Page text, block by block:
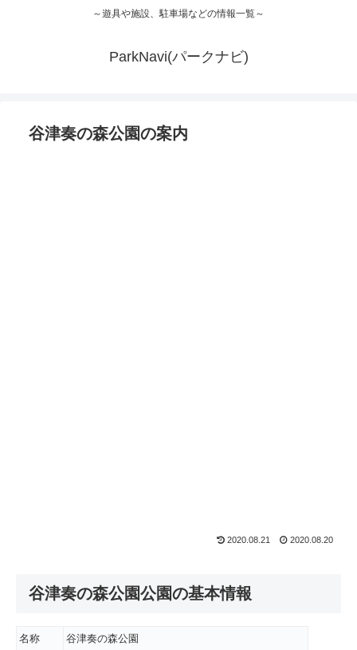
～遊具や施設、駐車場などの情報一覧～
ParkNavi(パークナビ)
谷津奏の森公園の案内
2020.08.21 2020.08.20
谷津奏の森公園公園の基本情報
名称 谷津奏の森公園